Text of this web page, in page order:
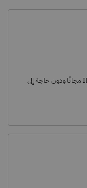
جرّب الإصدارات التجريبية العملية لبرامج IBM Z مجانًا ودون حاجة إلى